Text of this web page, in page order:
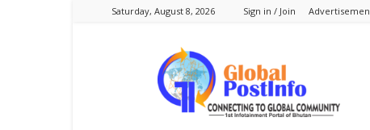
Saturday, August 8, 2026 Sign in / Join
Global
PostInfo